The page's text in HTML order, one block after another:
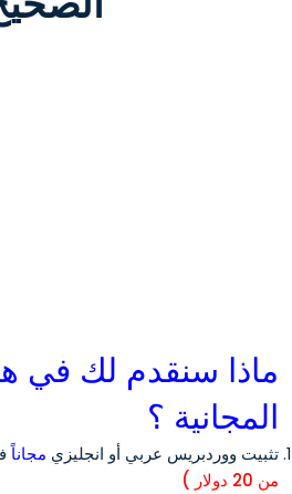
ماذا سنقدم لك في
المجانية ؟
تثبيت ووردبريس عربي أو انجليزي مجاناً
من 20 دولار )